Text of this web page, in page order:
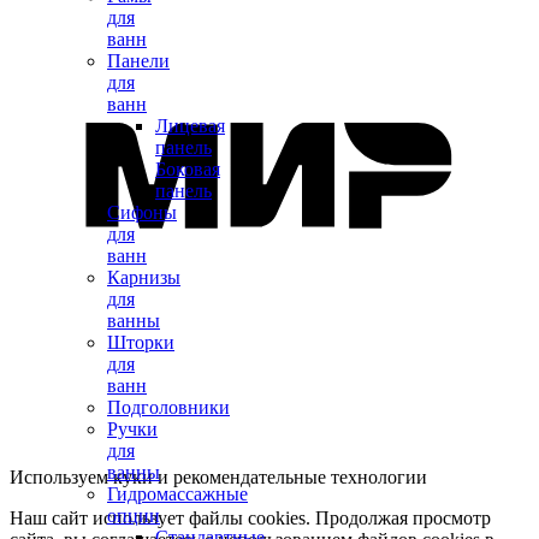
для
ванн
Панели
для
ванн
Лицевая
панель
Боковая
панель
Сифоны
для
ванн
Карнизы
для
ванны
Шторки
для
ванн
Подголовники
Ручки
для
ванны
Гидромассажные
опции
Используем куки и рекомендательные технологии
Наш сайт использует файлы cookies. Продолжая просмотр